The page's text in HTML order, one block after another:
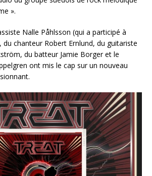
».
Nalle Påhlsson (qui a participé à
du chanteur Robert Ernlund, du guitariste
du batteur Jamie Borger et le
ont mis le cap sur un nouveau